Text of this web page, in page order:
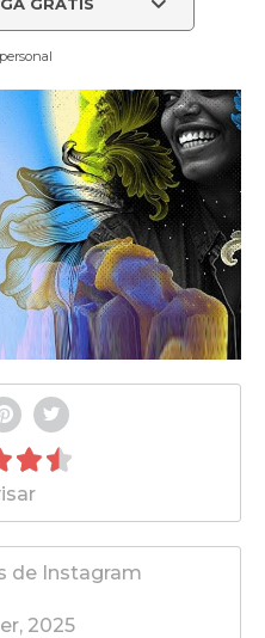
de Instagram
2025